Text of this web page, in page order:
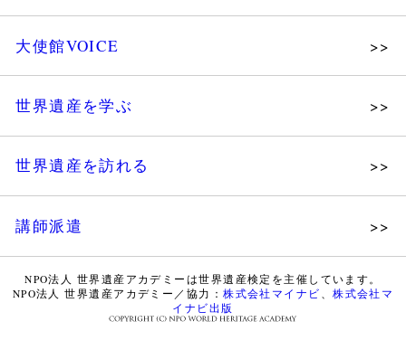
組織図・役員
法人会員・協賛団体／公認団体
展示会
ツアー情報
大使館VOICE
世界遺産を学ぶ
世界遺産検定 公式HP
世界遺産検定 学習アシスト動画
世界遺産を訪れる
講師派遣
WHA認定講師について
WHA認定講師 紹介動画
NPO法人 世界遺産アカデミーは世界遺産検定を主催しています。
NPO法人 世界遺産アカデミー／協力：株式会社マイナビ 、株式会社マ
イナビ出版